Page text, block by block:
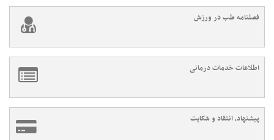
فصلنامه طب در ورزش
اطلاعات خدمات درمانی
پیشنهاد، انتقاد و شکایت